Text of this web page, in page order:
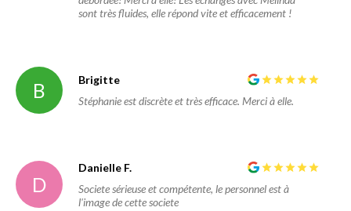
sont très fluides, elle répond vite et efficacement !
B
Brigitte
Stéphanie est discrète et très efficace. Merci à elle.
D
Danielle F.
Societe sérieuse et compétente, le personnel est à
l'image de cette societe